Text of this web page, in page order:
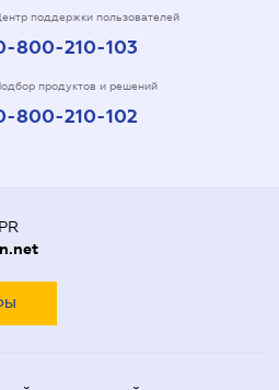
поддержки пользователей
800-210-103
продуктов и решений
800-210-102